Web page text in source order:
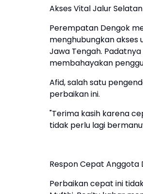
Akses Vital Jalur Selatan
Perempatan Dengok
menghubungkan akses
Jawa Tengah.
membahayakan
Afid, salah satu
perbaikan ini.
"Terima kasih karena
tidak perlu lagi
Respon Cepat Anggota
Perbaikan cepat ini